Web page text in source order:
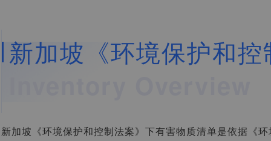
新加坡《环境保护和
新加坡《环境保护和控制法案》下有害物质清单是依据《